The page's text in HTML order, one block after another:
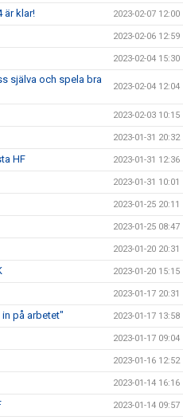
är klar! 2023-02-07 12:00
2023-02-06 12:59
2023-02-04 15:30
själva och spela bra
2023-02-04 12:04
2023-02-03 10:15
2023-01-31 20:32
HF 2023-01-31 12:36
2023-01-31 10:01
2023-01-25 20:11
2023-01-25 08:47
2023-01-20 20:31
2023-01-20 15:15
2023-01-17 20:31
på arbetet" 2023-01-17 13:58
2023-01-17 09:04
2023-01-16 12:52
2023-01-14 16:16
2023-01-14 09:57